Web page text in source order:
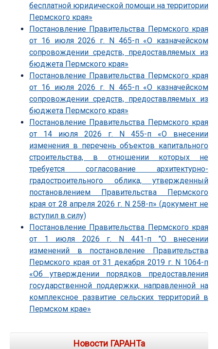
бесплатной юридической помощи на территории
Пермского края»
Постановление Правительства Пермского края
от 16 июля 2026 г. N 465-п «О казначейском
сопровождении средств, предоставляемых из
бюджета Пермского края»
Постановление Правительства Пермского края
от 16 июля 2026 г. N 465-п «О казначейском
сопровождении средств, предоставляемых из
бюджета Пермского края»
Постановление Правительства Пермского края
от 14 июля 2026 г. N 455-п «О внесении
изменения в перечень объектов капитального
строительства, в отношении которых не
требуется согласование архитектурно-
градостроительного облика, утвержденный
постановлением Правительства Пермского
края от 28 апреля 2026 г. N 258-п» (документ не
вступил в силу)
Постановление Правительства Пермского края
от 1 июля 2026 г. N 441-п "О внесении
изменений в постановление Правительства
Пермского края от 31 декабря 2019 г. N 1064-п
«Об утверждении порядков предоставления
государственной поддержки, направленной на
комплексное развитие сельских территорий в
Пермском крае»
Новости ГАРАНТа